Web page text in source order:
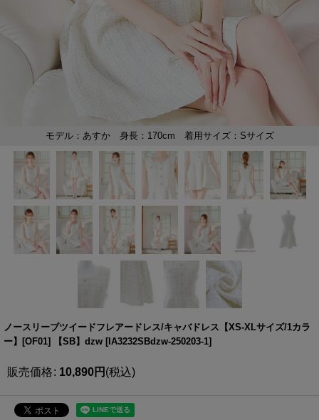
ノースリーブツイードフレアードレス/キャバドレス【XS-XLサイズ/1カラ
ー】[OF01] 【SB】dzw [ IA3232SBdzw-250203-1]
販売価格: 10,890円 (税込)